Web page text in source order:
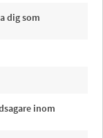
dig som
inom